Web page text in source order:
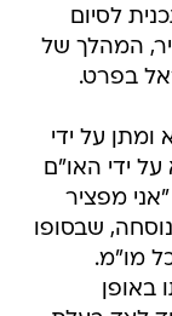
לסיום
המהלך של
בפרט.
על ידי
ידי האו"ם
מפציר
שבסופו
מו"מ.
באופן